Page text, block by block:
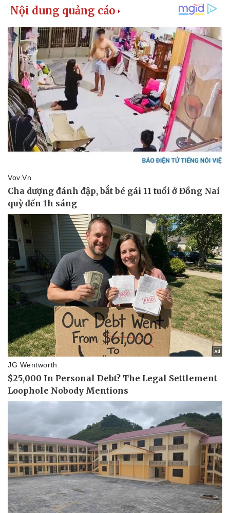
Bóng đá
Lịch thi đấu bóng đá
Thế giới thể thao
eSports
Hậu trường
Ô tô
Tư vấn